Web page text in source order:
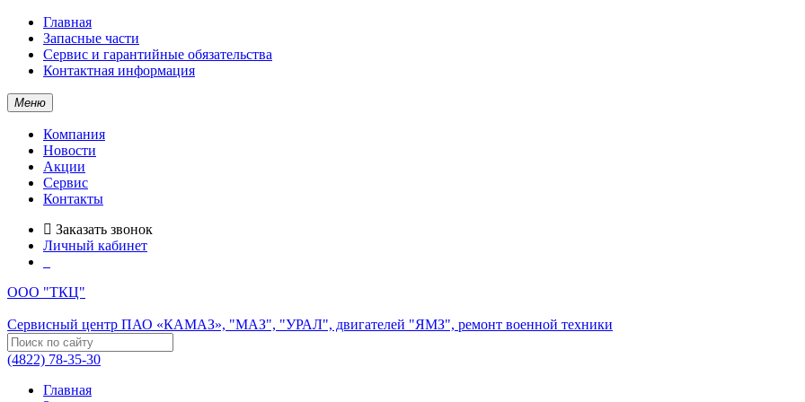
Главная
Запасные части
Сервис и гарантийные обязательства
Контактная информация
Меню
Компания
Новости
Акции
Сервис
Контакты
Заказать звонок
Личный кабинет
ООО "ТКЦ"
Сервисный центр ПАО «КАМАЗ», "МАЗ", "УРАЛ", двигателей "ЯМЗ", ремонт военной техники
(4822) 78-35-30
Главная